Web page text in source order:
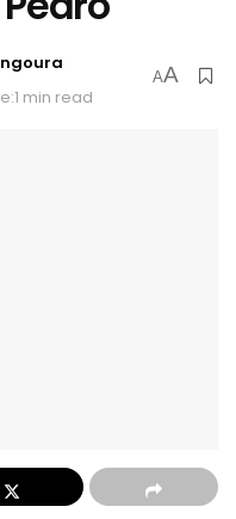
min read
AA